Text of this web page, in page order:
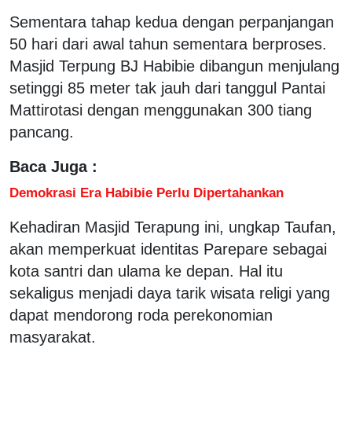
Sementara tahap kedua dengan perpanjangan
50 hari dari awal tahun sementara berproses.
Masjid Terpung BJ Habibie dibangun menjulang
setinggi 85 meter tak jauh dari tanggul Pantai
Mattirotasi dengan menggunakan 300 tiang
pancang.
Baca Juga :
Demokrasi Era Habibie Perlu Dipertahankan
Kehadiran Masjid Terapung ini, ungkap Taufan,
akan memperkuat identitas Parepare sebagai
kota santri dan ulama ke depan. Hal itu
sekaligus menjadi daya tarik wisata religi yang
dapat mendorong roda perekonomian
masyarakat.